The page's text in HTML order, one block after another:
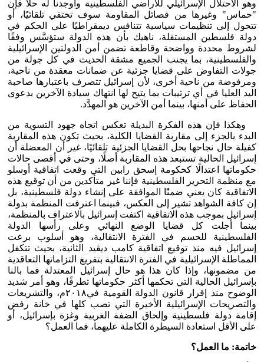
وهو الاحتلال الإسرائيلي للأراضي الفلسطينية وأوجدنا له حلًا فإن
"حماس" وغيرها من فصائل المقاومة سوف تختفي تلقائيًا، أو
تتحول إلى تنظيمات سياسية تتنافس ديمقراطيًا على الحكم في
دولة فلسطين المستقلة، ناهيك بأن هذه الدولة ستؤسَّس وفقًا
لشروط محددة وواضحة وقاطعة تضمن أمن الدولتين الإسرائيلية
والفلسطينية، بما يجنب الجميع مشقة الحديث في كل جولة من
جولات التفاوض على قضايا جزئية عن ضمانات معقدة من ناحية،
ومرفوضة من ناحية أخرى، لأن إسرائيل تتصرف باعتبارها صاحبة
اليد العليا في أي ترتيبات بما يتيح لها انتهاك سيادة الآخرين بدعوى
الحفاظ على أمنها، بينما أمن الآخرين هو المهدَّد.
وهكذا فإن هذه الفكرة البديلة تعكس اتجاه جهود التسوية من
البدء بالجزء إلى مقاربة القضايا الكلية، بحيث تكون هذه المقاربة
كفيلة حال نجاحها بحل القضايا الجزئية تلقائيًا، غير أن المعضلة أن
إسرائيل الحالية تستبعد هذه المقاربة أصلًا، وحتى في أقصى حالات
حكوماتها اعتدالًا كحكومة إسحق رابين التي وقعت اتفاقية أوسلو
مع منظمة التحرير الفلسطينية فإننا غير متأكدين من أن توقيع هذه
الاتفاقية كان يعني ضمنًا الموافقة على إنشاء دولة فلسطينية، بل
إن كافة الشواهد تشير إلى العكس، فبينما اعترفت المنظمة بدولة
إسرائيل بموجب هذه الاتفاقية اكتفت إسرائيل بالاعتراف بالمنظمة،
بينما أجلت كل قضايا الوضع النهائي وعلى رأسها الدولة
الفلسطينية للحسم في الفترة الانتقالية، وهو أسلوب برعت
إسرائيل فيه منذ توقيع اتفاقية كامب ديڤيد الثانية، بحيث تتكفل
المماطلة الإسرائيلية في الفترة الانتقالية بتفريغ التزاماتها التعاقدية
من مضمونها، وإذا كان هذا هو حال إسرائيل المعتدلة فما بالنا
بإسرائيل الحالية التي تحكمها أكثر حكوماتها تطرفًا، وهو أمر شديد
الوضوح منذ إقرار قانون الدولة القومية في٢٠١٨م، والتشريعات
والتصريحات الإسرائيلية الأخيرة التي تصب كلها في خانة رفض
إقامة دولة فلسطينية وإلحاق الضفة الغربية وغزة بإسرائيل، أو
على الأقل استعادة السيطرة الكاملة عليهما، فما العمل؟
خاتمة: ما العمل؟